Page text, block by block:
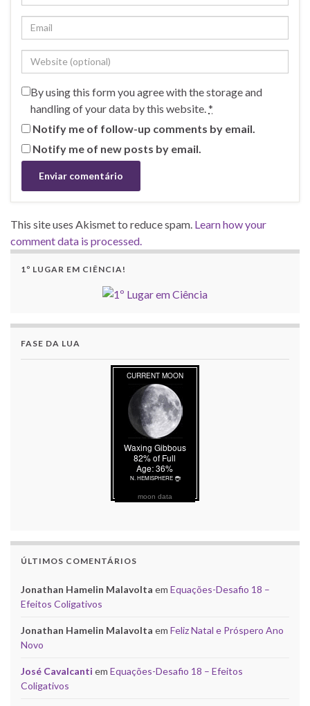
By using this form you agree with the storage and
handling of your data by this website. *
Notify me of follow-up comments by email.
Notify me of new posts by email.
This site uses Akismet to reduce spam. Learn how your
comment data is processed.
1º LUGAR EM CIÊNCIA!
FASE DA LUA
moon data
ÚLTIMOS COMENTÁRIOS
Jonathan Hamelin Malavolta em Equações-Desafio 18 –
Efeitos Coligativos
Jonathan Hamelin Malavolta em Feliz Natal e Próspero Ano
Novo
José Cavalcanti em Equações-Desafio 18 – Efeitos
Coligativos